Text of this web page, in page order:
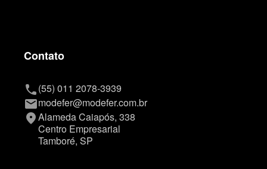
Contato
phone(55) 011 2078-3939
mailmodefer@modefer.com.br
placeAlameda Caiapós, 338
Centro Empresarial
Tamboré, SP